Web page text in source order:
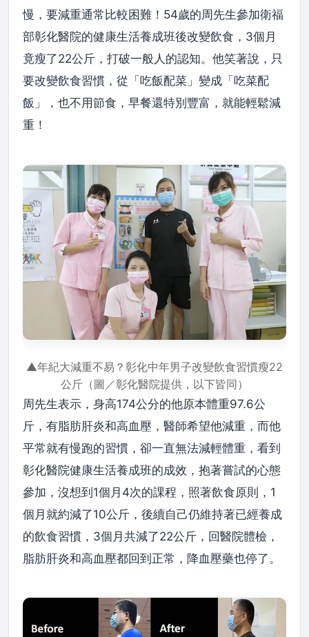
慢，要減重通常比較困難！54歲的周先生參加衛福
部彰化醫院的健康生活養成班後改變飲食，3個月
竟瘦了22公斤，打破一般人的認知。他笑著說，只
要改變飲食習慣，從「吃飯配菜」變成「吃菜配
飯」，也不用節食，早餐還特別豐富，就能輕鬆減
重！
▲年紀大減重不易？彰化中年男子改變飲食習慣瘦22
公斤（圖／彰化醫院提供，以下皆同）
周先生表示，身高174公分的他原本體重97.6公
斤，有脂肪肝炎和高血壓，醫師希望他減重，而他
平常就有慢跑的習慣，卻一直無法減輕體重，看到
彰化醫院健康生活養成班的成效，抱著嘗試的心態
參加，沒想到1個月4次的課程，照著飲食原則，1
個月就約減了10公斤，後續自己仍維持著已經養成
的飲食習慣，3個月共減了22公斤，回醫院體檢，
脂肪肝炎和高血壓都回到正常，降血壓藥也停了。